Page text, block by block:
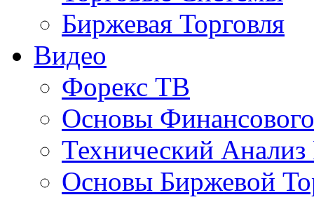
Биржевая Торговля
Видео
Форекс ТВ
Основы
Технический
Основы Биржевой